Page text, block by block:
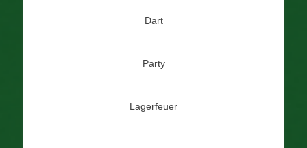
Dart
Party
Lagerfeuer